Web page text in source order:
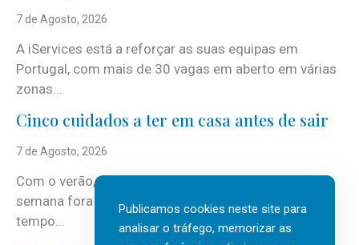
7 de Agosto, 2026
A iServices está a reforçar as suas equipas em
Portugal, com mais de 30 vagas em aberto em várias
zonas...
Cinco cuidados a ter em casa antes de sair
7 de Agosto, 2026
Com o verão, chegam também as férias, os fins-de-
semana fora e os dias em que a casa fica mais
tempo...
Publicamos cookies neste site para
analisar o tráfego, memorizar as